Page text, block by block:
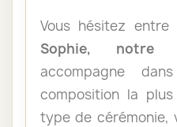
Vous hésitez entre
Sophie, notre
accompagne
composition la
type de cérémonie,